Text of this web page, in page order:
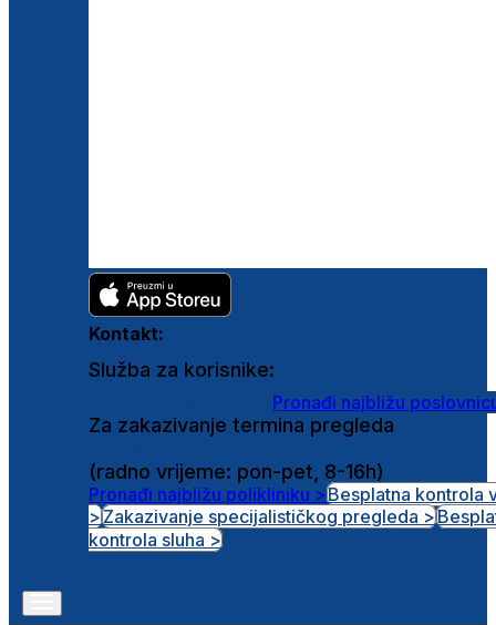
Kontakt:
Služba za korisnike:
Pronađi najbližu
Za zakazivanje termina pregleda
(radno vrijeme: pon-pet, 8-16h)
Pronađi najbližu polikliniku >Besplatna kontrola
>Zakazivanje specijalističkog pregleda >
kontrola sluha >